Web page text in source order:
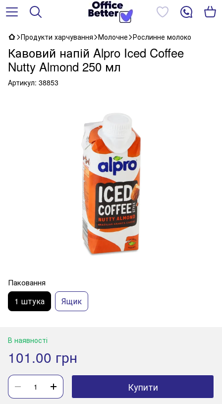
Продукти харчування Молочне Рослинне молоко
Кавовий напій Alpro Iced Coffee
Nutty Almond 250 мл
Артикул: 38853
Паковання
1 штука Ящик
В наявності
101.00 грн
Купити